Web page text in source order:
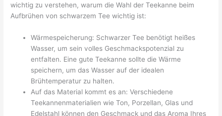
wichtig zu verstehen, warum die Wahl der Teekanne beim
Aufbrühen von schwarzem Tee wichtig ist:
Wärmespeicherung: Schwarzer Tee benötigt heißes
Wasser, um sein volles Geschmackspotenzial zu
entfalten. Eine gute Teekanne sollte die Wärme
speichern, um das Wasser auf der idealen
Brühtemperatur zu halten.
Auf das Material kommt es an: Verschiedene
Teekannenmaterialien wie Ton, Porzellan, Glas und
Edelstahl können den Geschmack und das Aroma Ihres